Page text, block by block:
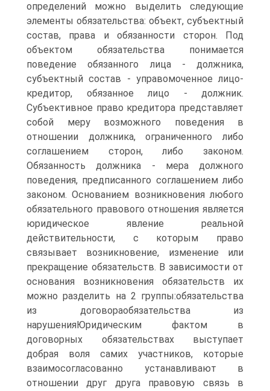
определений можно выделить следующие
элементы обязательства: объект, субъектный
состав, права и обязанности сторон. Под
объектом обязательства понимается
поведение обязанного лица - должника,
субъектный состав - управомоченное лицо-
кредитор, обязанное лицо - должник.
Субъективное право кредитора представляет
собой меру возможного поведения в
отношении должника, ограниченного либо
соглашением сторон, либо законом.
Обязанность должника - мера должного
поведения, предписанного соглашением либо
законом. Основанием возникновения любого
обязательного правового отношения является
юридическое явление реальной
действительности, с которым право
связывает возникновение, изменение или
прекращение обязательств. В зависимости от
основания возникновения обязательств их
можно разделить на 2 группы:обязательства
из договораобязательства из
нарушенияЮридическим фактом в
договорных обязательствах выступает
добрая воля самих участников, которые
взаимосогласованно устанавливают в
отношении друг друга правовую связь в